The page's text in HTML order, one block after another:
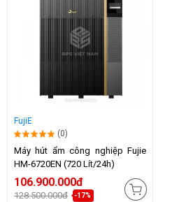
FujiE
(0)
Máy hút ẩm công nghiệp Fujie
HM-6720EN (720 Lít/24h)
106.900.000đ
128.500.000đ -17%